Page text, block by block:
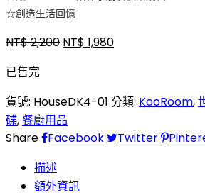
☆創造生活回憶
NT$2,200 NT$ 1,980
已售完
貨號: HouseDK4-01 分類: KooRoom,
碟,餐廚用品
Share
Facebook Twitter
描述
額外資訊